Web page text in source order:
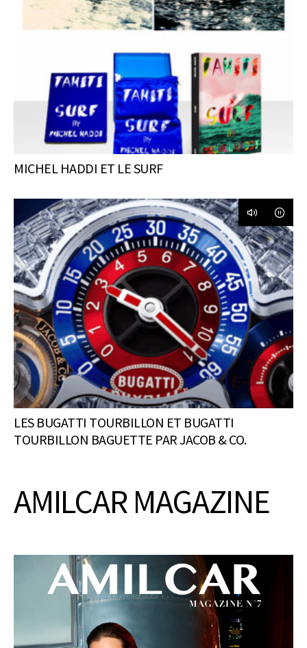
MICHEL HADDI ET LE SURF
LES BUGATTI TOURBILLON ET BUGATTI
TOURBILLON BAGUETTE PAR JACOB & CO.
AMILCAR MAGAZINE